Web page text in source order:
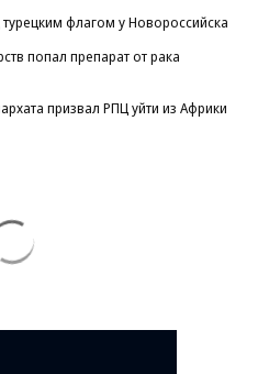
флагом у Новороссийска
попал препарат от рака
призвал РПЦ уйти из Африки